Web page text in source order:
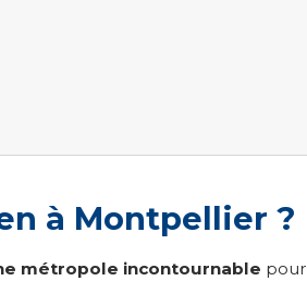
à Montpellier ?
métropole incontournable pour